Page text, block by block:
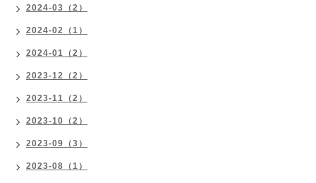
2024-03（2）
2024-02（1）
2024-01（2）
2023-12（2）
2023-11（2）
2023-10（2）
2023-09（3）
2023-08（1）